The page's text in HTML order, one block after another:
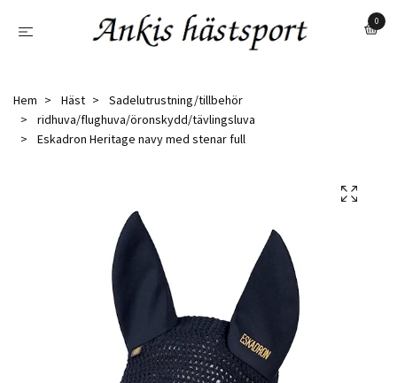
0
Hem Häst
Sadelutrustning/tillbehör
ridhuva/flughuva/öronskydd/tävlingsluva
Eskadron Heritage navy med stenar full